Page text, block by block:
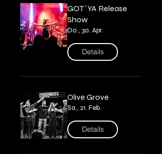
GOT`YA Release
Show
Do., 30. Apr.
Details
Olive Grove
Sa., 21. Feb.
Details